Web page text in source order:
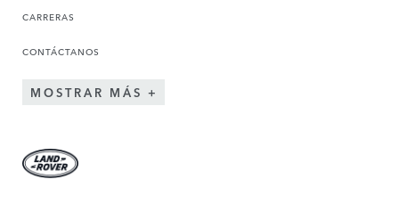
CARRERAS
CONTÁCTANOS
MOSTRAR MÁS